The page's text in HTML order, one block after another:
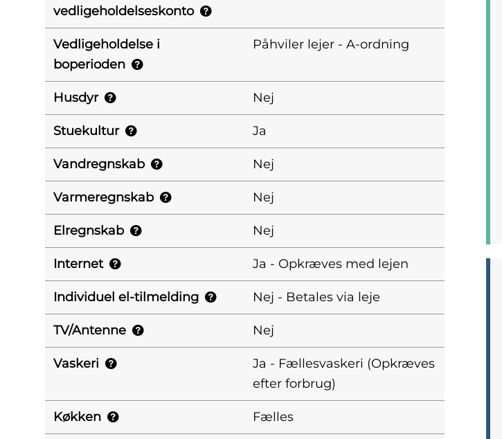
vedligeholdelseskonto
Vedligeholdelse i
boperioden
Påhviler lejer - A-ordning
Husdyr Nej
Stuekultur Ja
Vandregnskab Nej
Varmeregnskab Nej
Elregnskab Nej
Internet Ja - Opkræves med lejen
Individuel el-tilmelding Nej - Betales via leje
TV/Antenne Nej
Vaskeri
Ja - Fællesvaskeri (Opkræves
efter forbrug)
Køkken Fælles